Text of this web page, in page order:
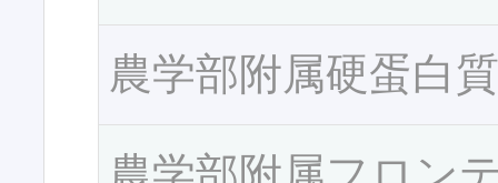
農学部附属硬蛋白